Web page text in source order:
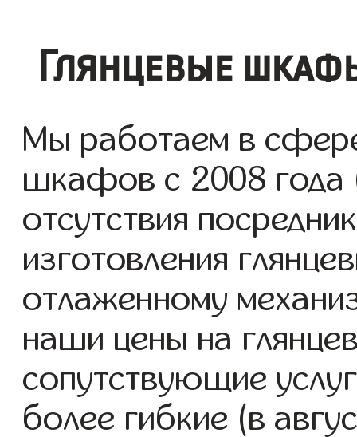
Глянцевые
Мы работаем в
шкафов с 2008 года
отсутствия
изготовления
отлаженному
наши цены на
сопутствующие
более гибкие (в